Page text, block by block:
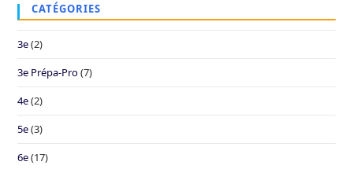
CATÉGORIES
3e(2)
3e Prépa-Pro(7)
4e(2)
5e(3)
6e(17)